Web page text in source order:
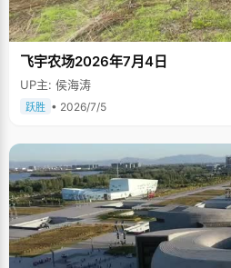
飞宇农场2026年7月4日
UP主: 侯海涛
跃胜 • 2026/7/5